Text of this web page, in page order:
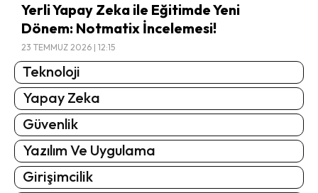
Yerli Yapay Zeka ile Eğitimde Yeni
Dönem: Notmatix İncelemesi!
23 TEMMUZ 2026 | 12:15
Teknoloji
Yapay Zeka
Güvenlik
Yazılım Ve Uygulama
Girişimcilik